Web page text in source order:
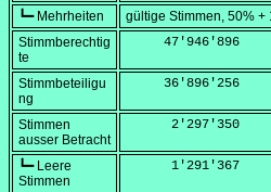
┗━ Mehrheiten
gültige Stimmen, 50%
Stimmberechtig
te
     47'946'896
Stimmbeteiligu
ng
     36'896'256
Stimmen
ausser Betracht
      2'297'350
┗━ Leere
Stimmen
      1'291'367